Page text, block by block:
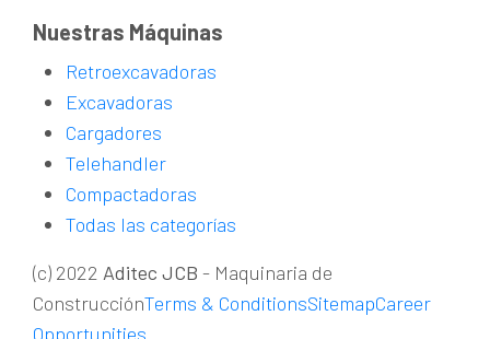
Nuestras Máquinas
Retroexcavadoras
Excavadoras
Cargadores
Telehandler
Compactadoras
Todas las categorías
(c) 2022 Aditec JCB - Maquinaria de
ConstrucciónTerms & ConditionsSitemapCareer
Opportunities